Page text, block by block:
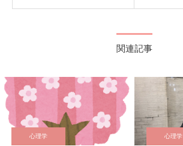
関連記事
心理学 心理学